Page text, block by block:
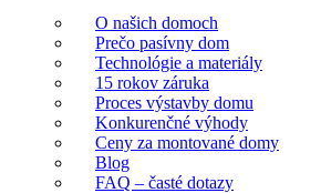
O našich domoch
Prečo pasívny dom
Technológie a materiály
15 rokov záruka
Proces výstavby domu
Konkurenčné výhody
Ceny za montované domy
Blog
FAQ – časté dotazy